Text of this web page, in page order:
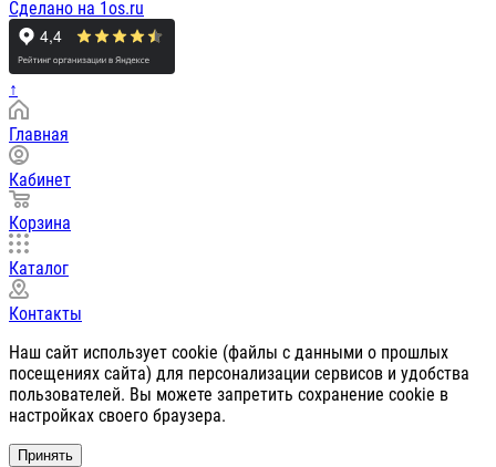
Сделано на 1os.ru
↑
Главная
Кабинет
Корзина
Каталог
Контакты
Наш сайт использует cookie (файлы с данными о прошлых
посещениях сайта) для персонализации сервисов и удобства
пользователей. Вы можете запретить сохранение cookie в
настройках своего браузера.
Принять